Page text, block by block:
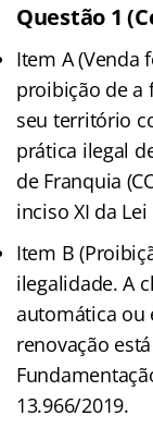
Questão 1
Item A (Venda
proibição de a
seu território
prática ilegal
de Franquia
inciso XI da
Item B
ilegalidade. A
automática ou
renovação
13.966/2019.